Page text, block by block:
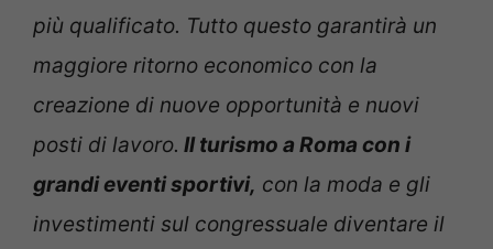
più qualificato. Tutto questo garantirà un
maggiore ritorno economico con la
creazione di nuove opportunità e nuovi
posti di lavoro. Il turismo a Roma con i
grandi eventi sportivi, con la moda e gli
investimenti sul congressuale diventare il